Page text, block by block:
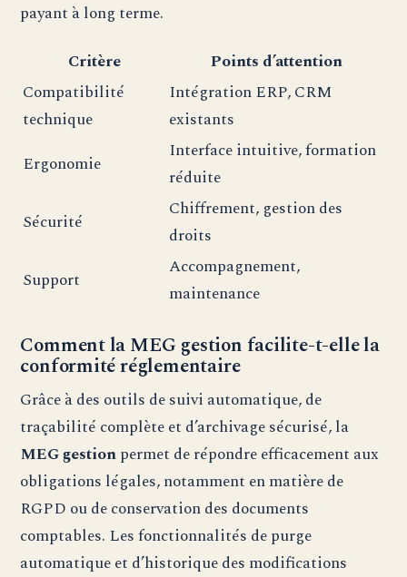
payant à long terme.
Critère
Points d’attention
Compatibilité
technique
Intégration ERP, CRM
existants
Ergonomie
Interface intuitive, formation
réduite
Sécurité
Chiffrement, gestion des
droits
Support
Accompagnement,
maintenance
Comment la MEG gestion facilite-t-elle la
conformité réglementaire
Grâce à des outils de suivi automatique, de
traçabilité complète et d’archivage sécurisé, la
MEG gestionpermet de répondre efficacement aux
obligations légales, notamment en matière de
RGPD ou de conservation des documents
comptables. Les fonctionnalités de purge
automatique et d’historique des modifications